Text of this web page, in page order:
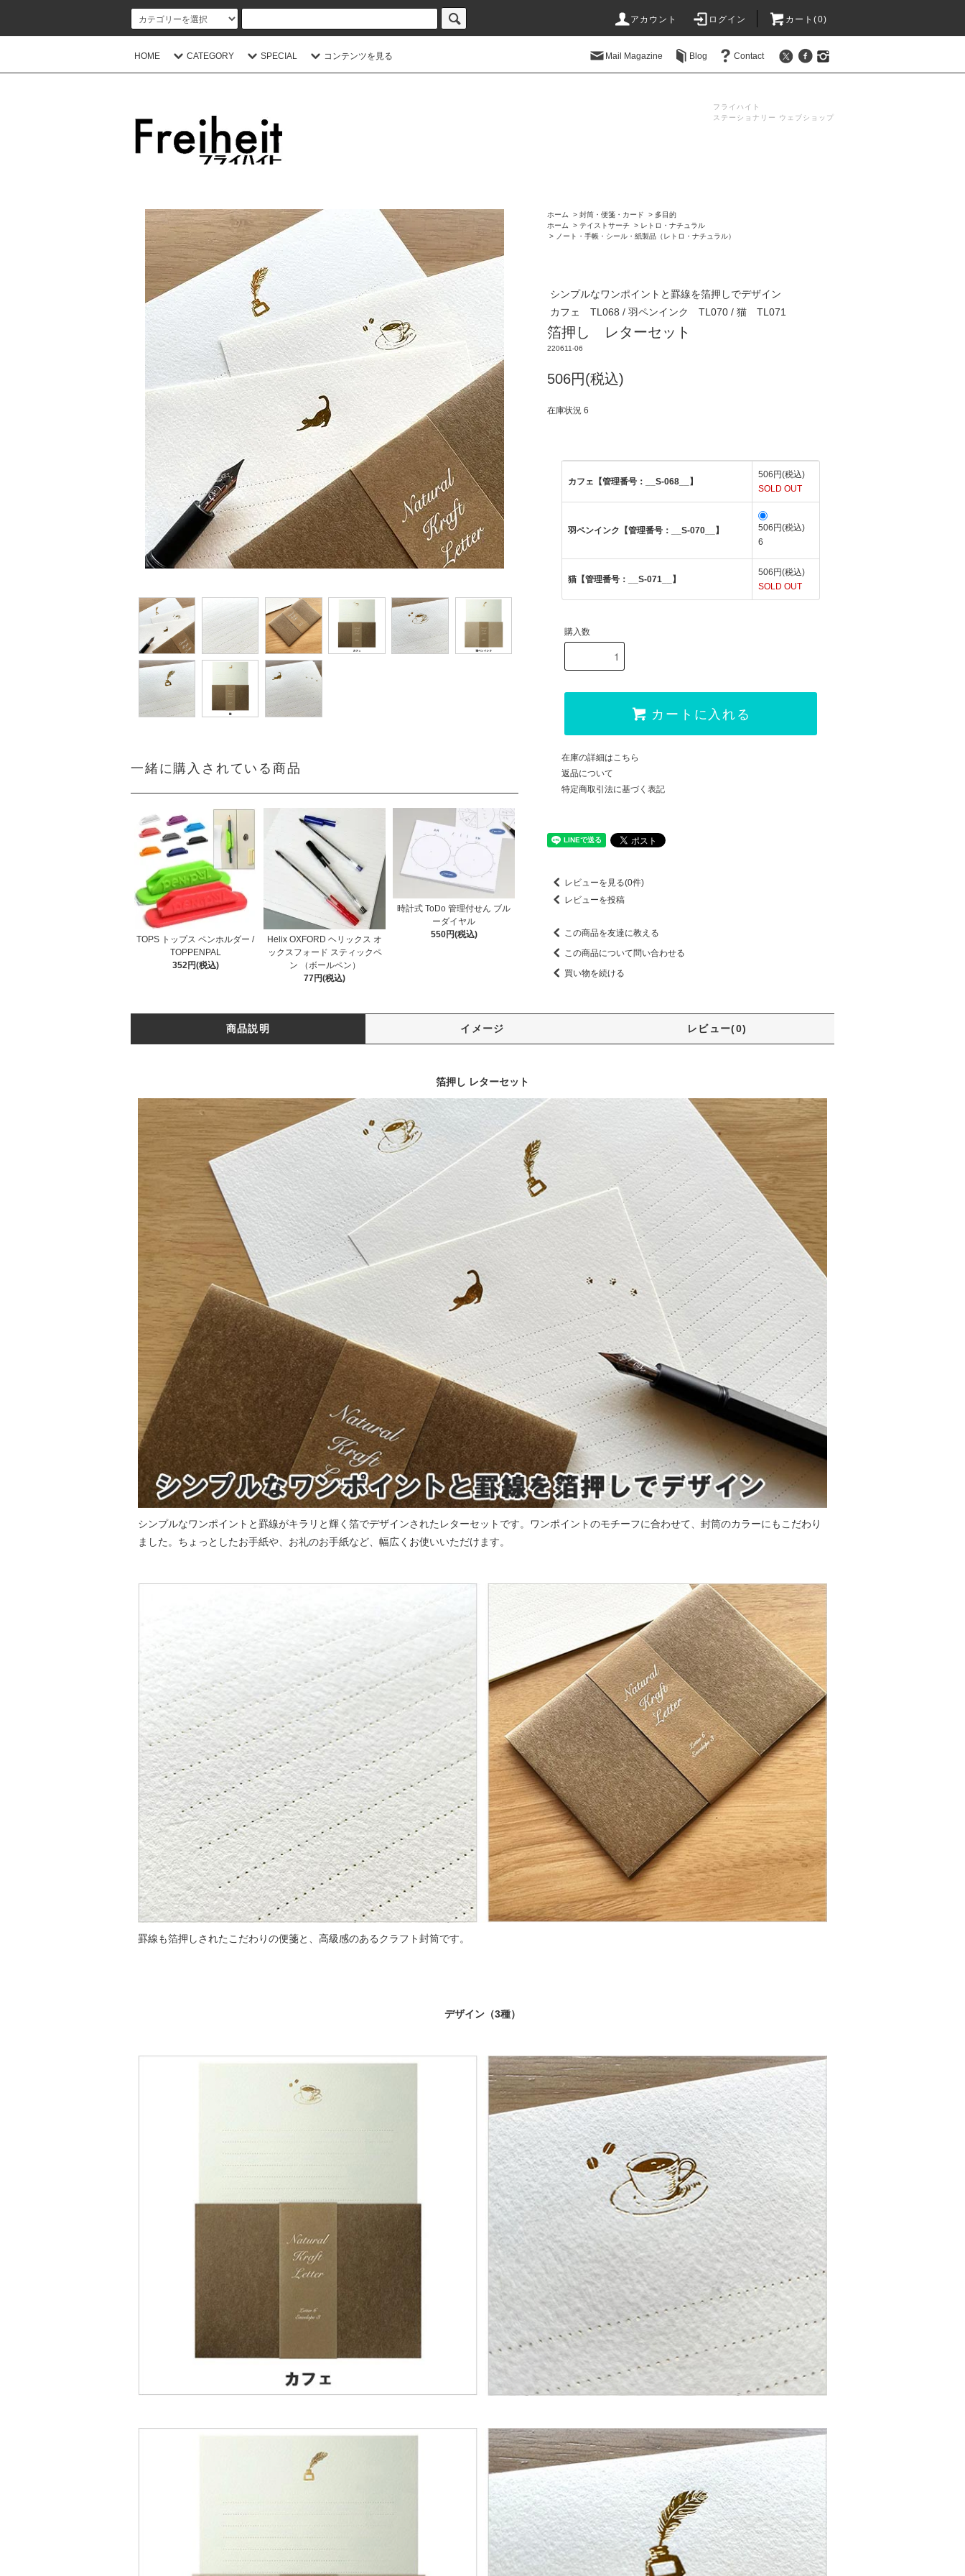
アカウント ログイン カート(0)
HOME CATEGORY SPECIAL コンテンツを見る Mail Magazine Blog Contact
フライハイト
ステーショナリー ウェブショップ
一緒に購入されている商品
TOPS トップス ペンホルダー /
TOPPENPAL
352円(税込)
Helix OXFORD ヘリックス オ
ックスフォード スティックペ
ン （ボールペン）
77円(税込)
時計式 ToDo 管理付せん ブル
ーダイヤル
550円(税込)
ホーム > 封筒・便箋・カード > 多目的
ホーム
> テイストサーチ > レトロ・ナチュラル
> ノート・手帳・シール・紙製品（レトロ・ナチュラル）
シンプルなワンポイントと罫線を箔押しでデザイン
カフェ TL068 / 羽ペンインク TL070 / 猫 TL071
箔押し レターセット
220611-06
506円(税込)
在庫状況 6
カフェ【管理番号：__S-068__】
506円(税込)
SOLD OUT
羽ペンインク【管理番号：__S-070__】
506円(税込)
6
猫【管理番号：__S-071__】
506円(税込)
SOLD OUT
購入数
カートに入れる
在庫の詳細はこちら
返品について
特定商取引法に基づく表記
レビューを見る(0件)
レビューを投稿
この商品を友達に教える
この商品について問い合わせる
買い物を続ける
商品説明 イメージ レビュー(0)
箔押し レターセット
シンプルなワンポイントと罫線がキラリと輝く箔でデザインされたレターセットです。ワンポイントのモチーフに合わせて、封筒のカラーにもこだわり
ました。ちょっとしたお手紙や、お礼のお手紙など、幅広くお使いいただけます。
罫線も箔押しされたこだわりの便箋と、高級感のあるクラフト封筒です。
デザイン（3種）